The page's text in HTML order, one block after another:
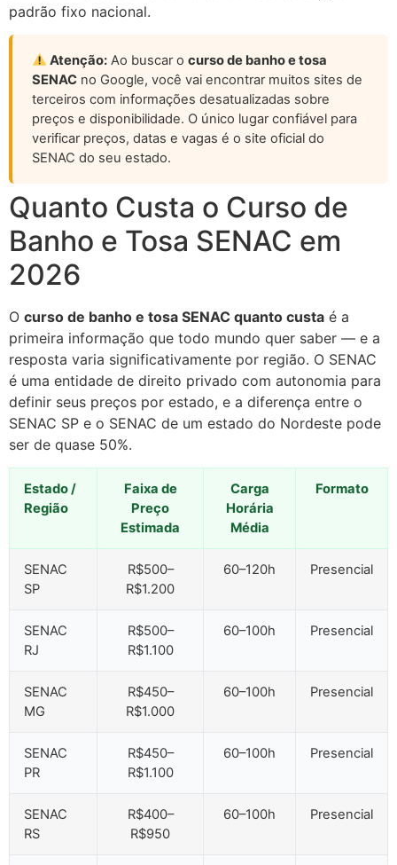
padrão fixo nacional.
Atenção:Ao buscar o curso de banho e tosa
SENAC no Google, você vai encontrar muitos sites de
terceiros com informações desatualizadas sobre
preços e disponibilidade. O único lugar confiável para
verificar preços, datas e vagas é o site oficial do
SENAC do seu estado.
Quanto Custa o Curso de
Banho e Tosa SENAC em
2026
O curso de banho e tosa SENAC quanto custa é a
primeira informação que todo mundo quer saber — e a
resposta varia significativamente por região. O SENAC
é uma entidade de direito privado com autonomia para
definir seus preços por estado, e a diferença entre o
SENAC SP e o SENAC de um estado do Nordeste pode
ser de quase 50%.
Estado /
Região
Faixa de
Preço
Estimada
Carga
Horária
Média
Formato
SENAC
SP
R$500–
R$1.200
60–120h Presencial
SENAC
RJ
R$500–
R$1.100
60–100h Presencial
SENAC
MG
R$450–
R$1.000
60–100h Presencial
SENAC
PR
R$450–
R$1.100
60–100h Presencial
SENAC
RS
R$400–
R$950
60–100h Presencial